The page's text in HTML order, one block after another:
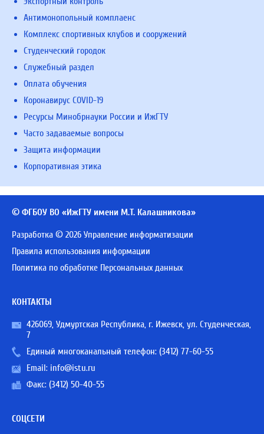
Антимонопольный комплаенс
Комплекс спортивных клубов и сооружений
Студенческий городок
Служебный раздел
Оплата обучения
Коронавирус COVID-19
Ресурсы Минобрнауки России и ИжГТУ
Часто задаваемые вопросы
Защита информации
Корпоративная этика
© ФГБОУ ВО «ИжГТУ имени М.Т. Калашникова»
Разработка © 2026 Управление информатизации
Правила использования информации
Политика по обработке Персональных данных
КОНТАКТЫ
426069, Удмуртская Республика, г. Ижевск, ул. Студенческая,
7
Единый многоканальный телефон: (3412) 77-60-55
Email: info@istu.ru
Факс: (3412) 50-40-55
СОЦСЕТИ